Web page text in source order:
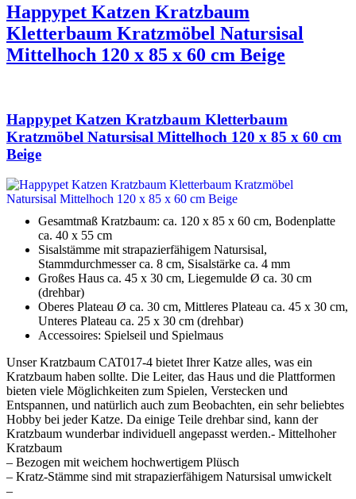
Happypet Katzen Kratzbaum
Kletterbaum Kratzmöbel Natursisal
Mittelhoch 120 x 85 x 60 cm Beige
Happypet Katzen Kratzbaum Kletterbaum
Kratzmöbel Natursisal Mittelhoch 120 x 85 x 60 cm
Beige
Gesamtmaß Kratzbaum: ca. 120 x 85 x 60 cm, Bodenplatte
ca. 40 x 55 cm
Sisalstämme mit strapazierfähigem Natursisal,
Stammdurchmesser ca. 8 cm, Sisalstärke ca. 4 mm
Großes Haus ca. 45 x 30 cm, Liegemulde Ø ca. 30 cm
(drehbar)
Oberes Plateau Ø ca. 30 cm, Mittleres Plateau ca. 45 x 30 cm,
Unteres Plateau ca. 25 x 30 cm (drehbar)
Accessoires: Spielseil und Spielmaus
Unser Kratzbaum CAT017-4 bietet Ihrer Katze alles, was ein
Kratzbaum haben sollte. Die Leiter, das Haus und die Plattformen
bieten viele Möglichkeiten zum Spielen, Verstecken und
Entspannen, und natürlich auch zum Beobachten, ein sehr beliebtes
Hobby bei jeder Katze. Da einige Teile drehbar sind, kann der
Kratzbaum wunderbar individuell angepasst werden.- Mittelhoher
Kratzbaum
– Bezogen mit weichem hochwertigem Plüsch
– Kratz-Stämme sind mit strapazierfähigem Natursisal umwickelt
–